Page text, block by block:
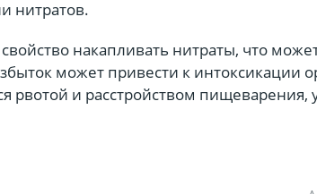
нитратов.
накапливать нитраты, что
может привести к интоксикации
рвотой и расстройством пищеварения,